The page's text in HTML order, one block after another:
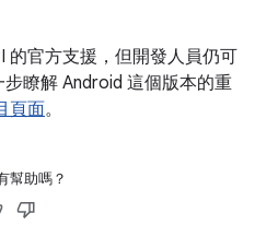
的官方支援，但開發人員仍可
瞭解 Android 這個版本的重
頁面。
幫助嗎？